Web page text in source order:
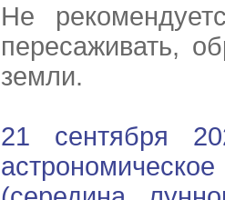
Не
пересаживать,
земли.
21 сентября